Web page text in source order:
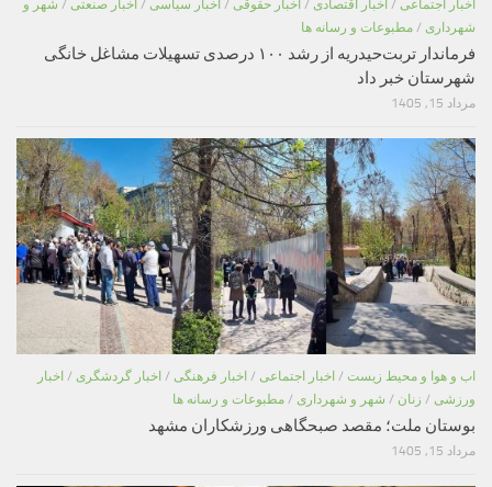
اخبار اجتماعی / اخبار اقتصادی / اخبار حقوقی / اخبار سیاسی / اخبار صنعتی / شهر و
شهرداری / مطبوعات و رسانه ها
فرماندار تربت‌حیدریه از رشد ۱۰۰ درصدی تسهیلات مشاغل خانگی
شهرستان خبر داد
مرداد 15, 1405
اب و هوا و محیط زیست / اخبار اجتماعی / اخبار فرهنگی / اخبار گردشگری / اخبار
ورزشی / زنان / شهر و شهرداری / مطبوعات و رسانه ها
بوستان ملت؛ مقصد صبحگاهی ورزشکاران مشهد
مرداد 15, 1405